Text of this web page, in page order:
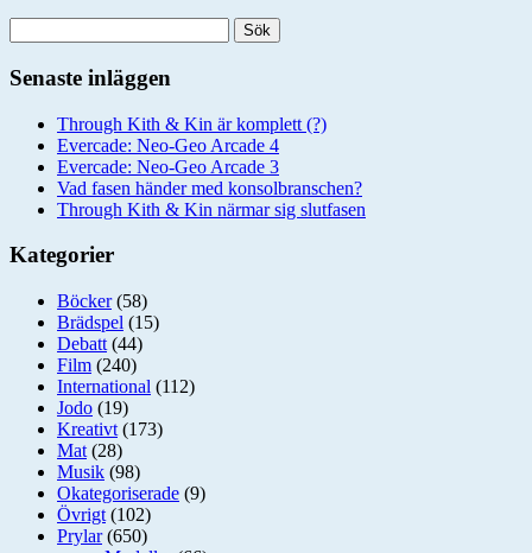
efter:
Senaste inläggen
Through Kith & Kin är komplett (?)
Evercade: Neo-Geo Arcade 4
Evercade: Neo-Geo Arcade 3
Vad fasen händer med konsolbranschen?
Through Kith & Kin närmar sig slutfasen
Kategorier
Böcker(58)
Brädspel (15)
Debatt (44)
Film (240)
International (112)
Jodo (19)
Kreativt (173)
Mat (28)
Musik (98)
Okategoriserade (9)
Övrigt (102)
Prylar(650)